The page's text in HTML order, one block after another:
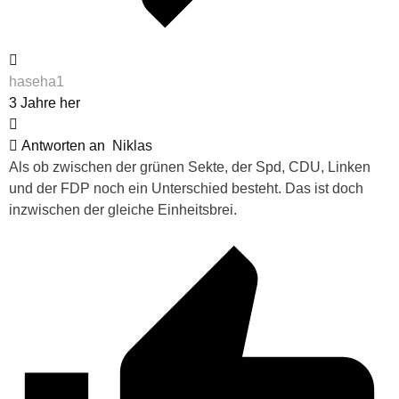
haseha1
3 Jahre her
Antworten an
Niklas
Als ob zwischen der grünen Sekte, der Spd, CDU, Linken
und der FDP noch ein Unterschied besteht. Das ist doch
inzwischen der gleiche Einheitsbrei.